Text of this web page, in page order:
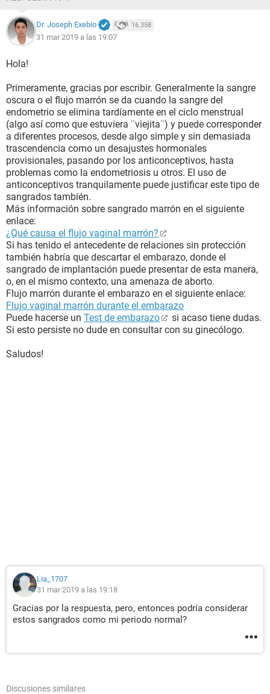
Dr. Joseph Exebio 16.358
31 mar 2019 a las 19:07
Hola!
Primeramente, gracias por escribir. Generalmente la sangre
oscura o el flujo marrón se da cuando la sangre del
endometrio se elimina tardíamente en el ciclo menstrual
(algo así como que estuviera ¨viejita¨) y puede corresponder
a diferentes procesos, desde algo simple y sin demasiada
trascendencia como un desajustes hormonales
provisionales, pasando por los anticonceptivos, hasta
problemas como la endometriosis u otros. El uso de
anticonceptivos tranquilamente puede justificar este tipo de
sangrados también.
Más información sobre sangrado marrón en el siguiente
enlace:
¿Qué causa el flujo vaginal marrón?
Si has tenido el antecedente de relaciones sin protección
también habría que descartar el embarazo, donde el
sangrado de implantación puede presentar de esta manera,
o, en el mismo contexto, una amenaza de aborto.
Flujo marrón durante el embarazo en el siguiente enlace:
Flujo vaginal marrón durante el embarazo
Puede hacerse un Test de embarazo
si acaso tiene dudas.
Si esto persiste no dude en consultar con su ginecólogo.
Saludos!
Lia_1707
31 mar 2019 a las 19:18
Gracias por la respuesta, pero, entonces podría considerar
estos sangrados como mi periodo normal?
Discusiones similares